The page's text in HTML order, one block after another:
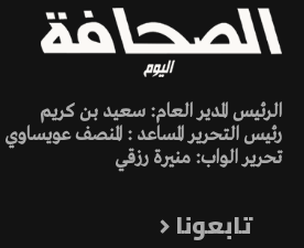
الرئيس المدير العام: سعيد بن كريم
رئيس التحرير المساعد : المنصف عويساوي
تحرير الواب: منيرة رزقي
تابعونا